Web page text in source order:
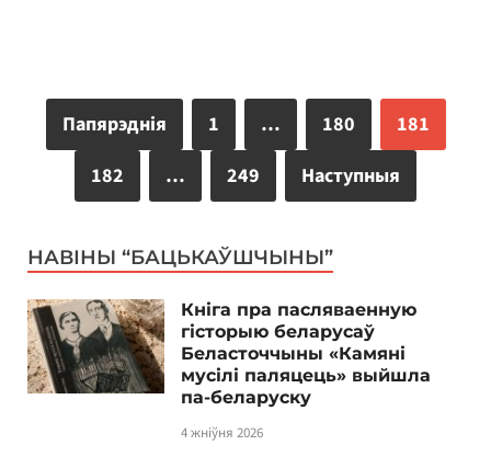
Папярэднія 1 … 180
181
182
… 249 Наступныя
НАВІНЫ “БАЦЬКАЎШЧЫНЫ”
Кніга пра пасляваенную
гісторыю беларусаў
Беласточчыны «Камяні
мусілі паляцець» выйшла
па-беларуску
4 жніўня 2026